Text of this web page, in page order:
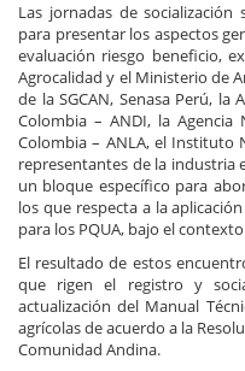
Las jornadas de
para presentar los aspectos
evaluación riesgo beneficio,
Agrocalidad y el Ministerio de
de la SGCAN, Senasa Perú, la
Colombia – ANDI, la Agencia
Colombia – ANLA, el Instituto
representantes de la industria
un bloque específico para
los que respecta a la
para los PQUA, bajo el
El resultado de estos
que rigen el registro y
actualización del Manual
agrícolas de acuerdo a la
Comunidad Andina.